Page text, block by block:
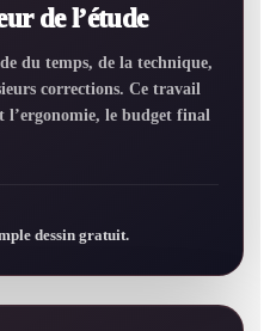
de l’étude
du temps, de la technique,
corrections. Ce travail
le budget final
dessin gratuit.